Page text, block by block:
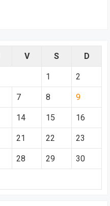
V S D
1 2
7 8 9
14 15 16
21 22 23
28 29 30